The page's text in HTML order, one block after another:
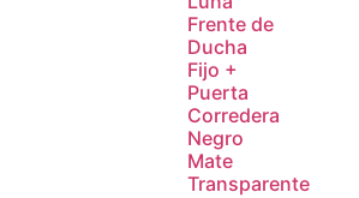
Frente de
Ducha
Fijo +
Puerta
Corredera
Negro
Mate
Transparente